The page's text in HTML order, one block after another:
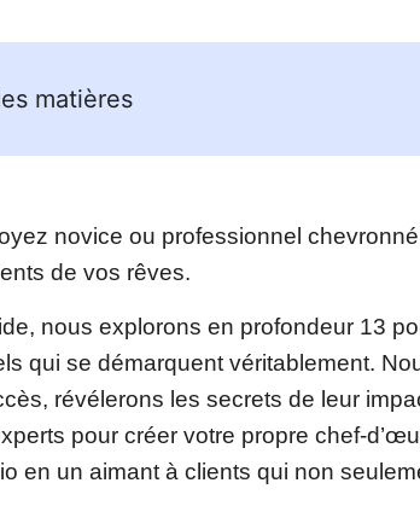
matières
novice ou professionnel
de vos rêves.
nous explorons en profondeur 13
qui se démarquent véritablement.
révélerons les secrets de leur
pour créer votre propre chef-
en un aimant à clients qui non